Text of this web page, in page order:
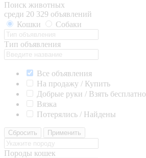
Поиск животных
среди 20 329 объявлений
Кошки
Собаки
Тип объявления
Все объявления
На продажу / Купить
Добрые руки / Взять бесплатно
Вязка
Потерялись / Найдены
Сбросить Применить
Породы кошек